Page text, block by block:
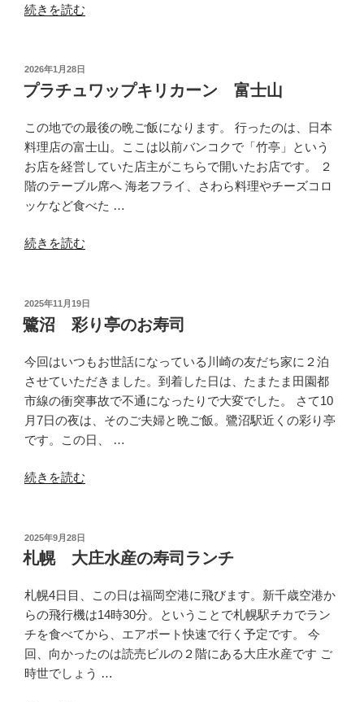
む”
“茨
ぎ
り
徳
兵
衛
ふ
た
び”
続きを読む
投
稿
日:
2026年1月28日
プラチュワップキリカーン 富士山
この地での最後の晩ご飯になります。 行ったのは、日本
料理店の富士山。ここは以前バンコクで「竹亭」という
お店を経営していた店主がこちらで開いたお店です。 ２
階のテーブル席へ 海老フライ、さわら料理やチーズコロ
ッケなど食べた …
“プ
ュ
ワ
プ
キ
リ
カ
ー
富
の
続きを読む
投
稿
日:
2025年11月19日
鷺沼 彩り亭のお寿司
今回はいつもお世話になっている川崎の友だち家に２泊
させていただきました。到着した日は、たまたま田園都
市線の衝突事故で不通になったりで大変でした。 さて10
月7日の夜は、そのご夫婦と晩ご飯。鷺沼駅近くの彩り亭
です。この日、 …
“鷺
り
亭
お
寿
司”
の
続きを読む
投
稿
日:
2025年9月28日
札幌 大庄水産の寿司ランチ
札幌4日目、この日は福岡空港に飛びます。新千歳空港か
らの飛行機は14時30分。ということで札幌駅チカでラン
チを食べてから、エアポート快速で行く予定です。 今
回、向かったのは読売ビルの２階にある大庄水産です ご
時世でしょう …